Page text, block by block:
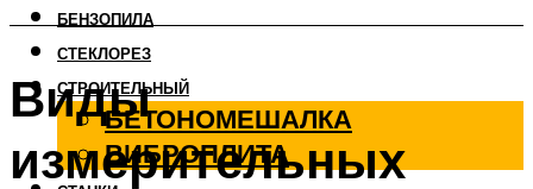
БЕНЗОПИЛА
СТЕКЛОРЕЗ
СТРОИТЕЛЬНЫЙ
БЕТОНОМЕШАЛКА
ВИБРОПЛИТА
Виды
измерительных